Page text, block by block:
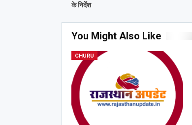
के निर्देश
You Might Also Like
CHURU